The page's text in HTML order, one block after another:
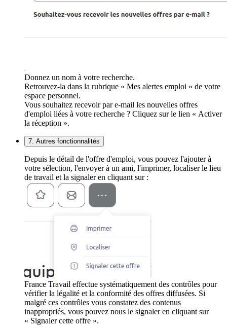
Donnez un nom à votre recherche.
Retrouvez-la dans la rubrique « Mes alertes emploi » de votre
espace personnel.
Vous souhaitez recevoir par e-mail les nouvelles offres
d'emploi liées à votre recherche ? Cliquez sur le lien « Activer
la réception ».
7. Autres fonctionnalités
Depuis le détail de l'offre d'emploi, vous pouvez l'ajouter à
votre sélection, l'envoyer à un ami, l'imprimer, localiser le lieu
de travail et la signaler en cliquant sur :
France Travail effectue systématiquement des contrôles pour
vérifier la légalité et la conformité des offres diffusées. Si
malgré ces contrôles vous constatez des contenus
inappropriés, vous pouvez nous le signaler en cliquant sur
« Signaler cette offre ».